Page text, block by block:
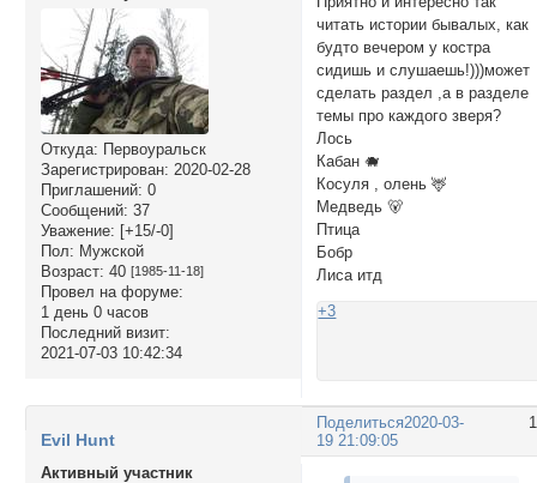
Откуда: Первоуральск
Зарегистрирован: 2020-02-28
Приглашений: 0
Сообщений: 37
Уважение: [+15/-0]
Пол: Мужской
Возраст: 40 [1985-11-18]
Провел на форуме:
1 день 0 часов
Последний визит:
2021-07-03 10:42:34
читать истории бывалых, как
будто вечером у костра
сидишь и слушаешь!)))может
сделать раздел ,а в разделе
темы про каждого зверя?
Лось
Кабан 🐗
Косуля , олень 🦌
Медведь 🐻
Птица
Бобр
Лиса итд
+3
Поделиться2020-03-
19 21:09:05
Evil Hunt
Активный участник